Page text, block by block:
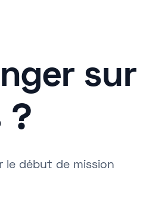
sur
?
le début de mission